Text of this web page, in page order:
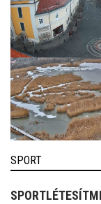
SPORT